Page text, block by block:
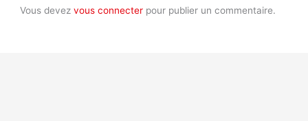
Vous devezvous connecter pour publier un commentaire.